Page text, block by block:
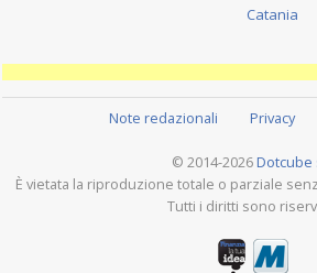
Catania
Note redazionali Privacy
© 2014-2026 Dotcube
È vietata la riproduzione totale o parziale
Tutti i diritti sono